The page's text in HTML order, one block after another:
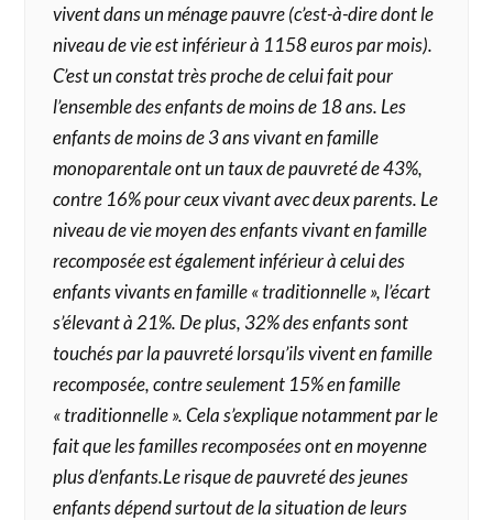
vivent dans un ménage pauvre (c’est-à-dire dont le
niveau de vie est inférieur à 1158 euros par mois).
C’est un constat très proche de celui fait pour
l’ensemble des enfants de moins de 18 ans. Les
enfants de moins de 3 ans vivant en famille
monoparentale ont un taux de pauvreté de 43%,
contre 16% pour ceux vivant avec deux parents. Le
niveau de vie moyen des enfants vivant en famille
recomposée est également inférieur à celui des
enfants vivants en famille « traditionnelle », l’écart
s’élevant à 21%. De plus, 32% des enfants sont
touchés par la pauvreté lorsqu’ils vivent en famille
recomposée, contre seulement 15% en famille
« traditionnelle ». Cela s’explique notamment par le
fait que les familles recomposées ont en moyenne
plus d’enfants.Le risque de pauvreté des jeunes
enfants dépend surtout de la situation de leurs